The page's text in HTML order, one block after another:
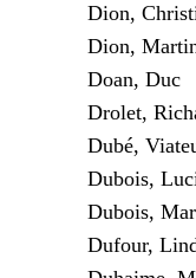
Dion,
Dion,
Doan, Duc
Drolet,
Dubé,
Dubois,
Dubois,
Dufour,